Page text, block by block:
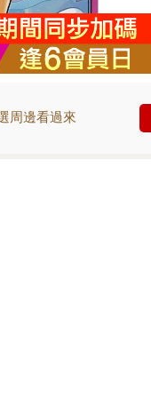
周邊看過來